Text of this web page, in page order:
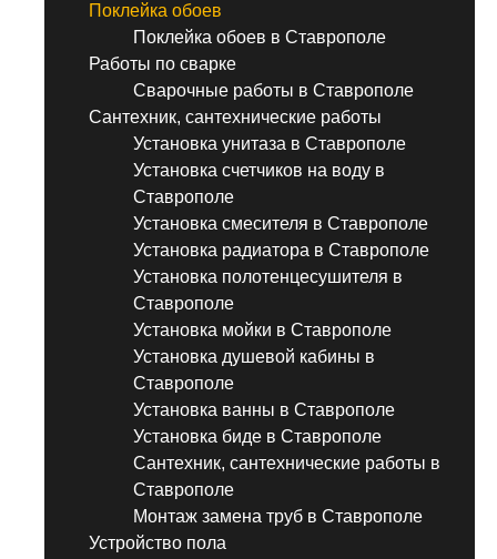
Поклейка обоев
Поклейка обоев в Ставрополе
Работы по сварке
Сварочные работы в Ставрополе
Сантехник, сантехнические работы
Установка унитаза в Ставрополе
Установка счетчиков на воду в
Ставрополе
Установка смесителя в Ставрополе
Установка радиатора в Ставрополе
Установка полотенцесушителя в
Ставрополе
Установка мойки в Ставрополе
Установка душевой кабины в
Ставрополе
Установка ванны в Ставрополе
Установка биде в Ставрополе
Сантехник, сантехнические работы в
Ставрополе
Монтаж замена труб в Ставрополе
Устройство пола